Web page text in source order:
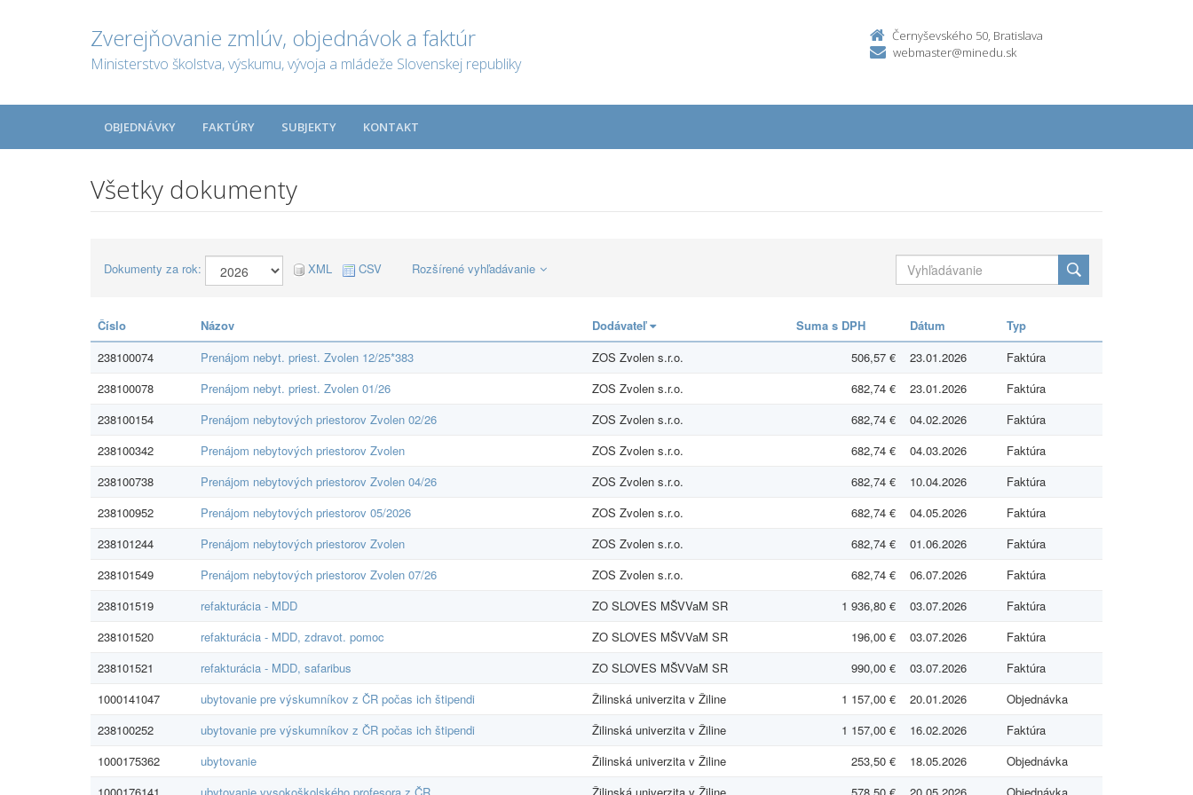
Zverejňovanie zmlúv, objednávok a faktúr
Ministerstvo školstva, výskumu, vývoja a mládeže Slovenskej republiky
Černyševského 50, Bratislava
webmaster@minedu.sk
OBJEDNÁVKY FAKTÚRY SUBJEKTY KONTAKT
Všetky dokumenty
Dokumenty za rok: XML CSV Rozšírené vyhľadávanie
Číslo Názov Dodávateľ Suma s DPH Dátum
Typ
238100074
Prenájom nebyt. priest. Zvolen 12/25*383 ZOS Zvolen s.r.o. 506,57 € 23.01.2026
Faktúra
238100078
Prenájom nebyt. priest. Zvolen 01/26 ZOS Zvolen s.r.o. 682,74 € 23.01.2026
Faktúra
238100154
Prenájom nebytových priestorov Zvolen 02/26 ZOS Zvolen s.r.o. 682,74 € 04.02.2026
Faktúra
238100342
Prenájom nebytových priestorov Zvolen ZOS Zvolen s.r.o. 682,74 € 04.03.2026
Faktúra
238100738
Prenájom nebytových priestorov Zvolen 04/26 ZOS Zvolen s.r.o. 682,74 € 10.04.2026
Faktúra
238100952
Prenájom nebytových priestorov 05/2026 ZOS Zvolen s.r.o. 682,74 € 04.05.2026
Faktúra
238101244
Prenájom nebytových priestorov Zvolen ZOS Zvolen s.r.o. 682,74 € 01.06.2026
Faktúra
238101549
Prenájom nebytových priestorov Zvolen 07/26 ZOS Zvolen s.r.o. 682,74 € 06.07.2026
Faktúra
238101519
refakturácia - MDD ZO SLOVES MŠVVaM SR 1 936,80 € 03.07.2026
Faktúra
238101520
refakturácia - MDD, zdravot. pomoc ZO SLOVES MŠVVaM SR 196,00 € 03.07.2026
Faktúra
238101521
refakturácia - MDD, safaribus ZO SLOVES MŠVVaM SR 990,00 € 03.07.2026
Faktúra
1000141047
ubytovanie pre výskumníkov z ČR počas ich štipendi Žilinská univerzita v Žiline 1 157,00 € 20.01.2026
Objednávka
238100252
ubytovanie pre výskumníkov z ČR počas ich štipendi Žilinská univerzita v Žiline 1 157,00 € 16.02.2026
Faktúra
1000175362
ubytovanie Žilinská univerzita v Žiline 253,50 € 18.05.2026
Objednávka
1000176141
ubytovanie vysokoškolského profesora z ČR Žilinská univerzita v Žiline 578,50 € 20.05.2026 Objednávka